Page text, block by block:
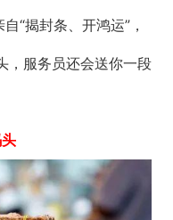
“揭封条、开鸿运”，
，服务员还会送你一段